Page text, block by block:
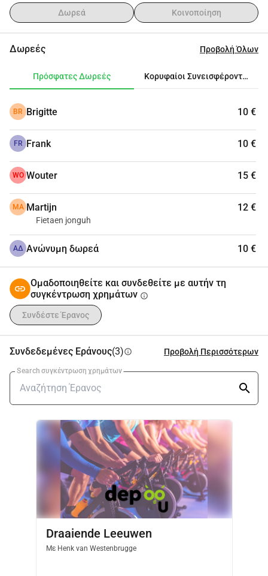
Στις 12 Δεκεμβρίου, ο Ulvenhout θα τεθεί κυριολεκτικά
και μεταφορικά σε κίνηση. Κατά τη διάρκεια ενός 12
εκατοντάδες συμμετέχοντες θα ιδρώσουν για έναν
κοινό στόχο:
€12.000 να συγκεντρωθούν για την υλοποίηση του
depooU!
Το depooU είναι η νέα αποθήκη συλλόγων και η
δημιουργική καρδιά του Ulvenhout.
Χρειαζόμαστε τη στήριξή σου, οπότε
ανέλαβε αυτή την πρόκληση!
Δωρεά Κοινοποίηση
Δωρεές Προβολή Όλων
Πρόσφατες Δωρεές Κορυφαίοι Συνεισφέροντες
BR Brigitte 10 €
FR Frank 10 €
WO Wouter 15 €
MA Martijn 12 €
Fietaen jonguh
ΑΔ Ανώνυμη δωρεά 10 €
Ομαδοποιηθείτε και συνδεθείτε με αυτήν τη
συγκέντρωση χρημάτων info
Συνδέστε Έρανος
Συνδεδεμένες Εράνους(3)info Προβολή Περισσότερων
Search συγκέντρωση χρημάτων
Draaiende Leeuwen
ΜεHenk van Westenbrugge